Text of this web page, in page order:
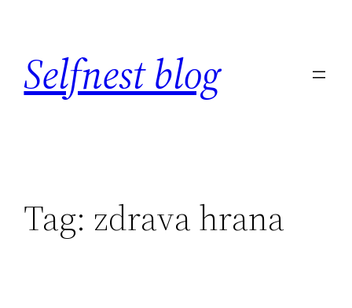
content
Selfnest blog
Tag: zdrava hrana